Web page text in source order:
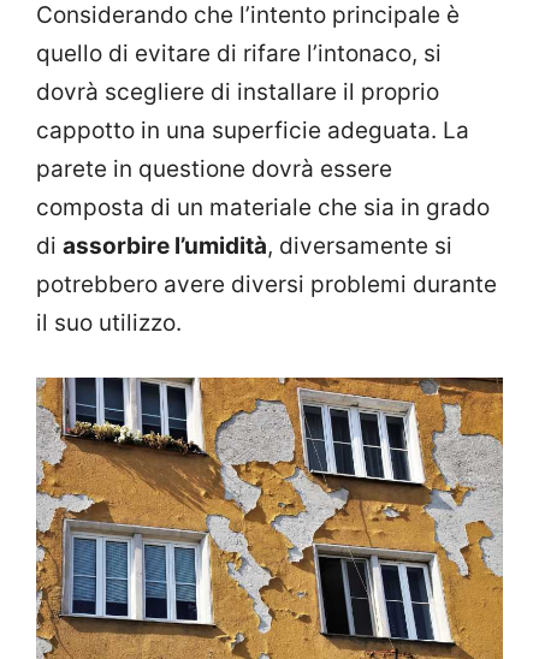
Considerando che l’intento principale è
quello di evitare di rifare l’intonaco, si
dovrà scegliere di installare il proprio
cappotto in una superficie adeguata. La
parete in questione dovrà essere
composta di un materiale che sia in grado
di assorbire l’umidità, diversamente si
potrebbero avere diversi problemi durante
il suo utilizzo.